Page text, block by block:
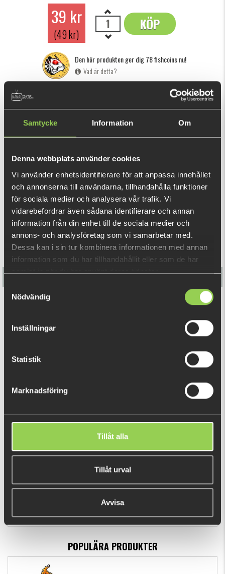
Samtycke Information Om
Denna webbplats använder cookies
Vi använder enhetsidentifierare för att anpassa innehållet
och annonserna till användarna, tillhandahålla funktioner
för sociala medier och analysera vår trafik. Vi
vidarebefordrar även sådana identifierare och annan
information från din enhet till de sociala medier och
annons- och analysföretag som vi samarbetar med.
Dessa kan i sin tur kombinera informationen med annan
information som du har tillhandahållit eller som de har
samlat in när du har använt deras tjänster.
Samtyckesval
Nödvändig
Inställningar
Statistik
Marknadsföring
Tillåt alla
Tillåt urval
Avvisa
39 kr
(49 kr)
KÖP
OK
Den här produkten ger dig 78 fishcoins nu!
Vad är detta?
Från att kasta stora gäddbeten med lätta huvuden till djupt
vertikalfiske med tunga huvuden för stor gös. Dessa
och stark skruvtråd.
REKOMMENDERADE PRODUKTER
Berkley Fusion19 Screw-In Head 14gr 3-pack
POPULÄRA PRODUKTER